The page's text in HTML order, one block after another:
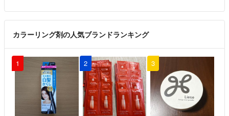
【【 注意事項 】】
⚠️染まりますか？使い方は？必要量は？等には一切答えません（その時
なくブロックします）
⚠️専用ページは24時間経過後に削除+ブロックします！（24時間以内に
一言あればOKです）
カラーリング剤の人気ブランドランキング
1 2 3